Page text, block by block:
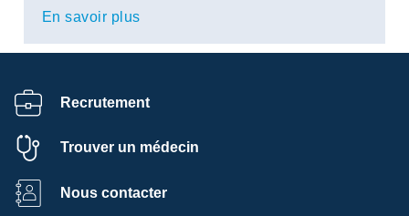
En savoir plus
Recrutement
Trouver un médecin
Nous contacter